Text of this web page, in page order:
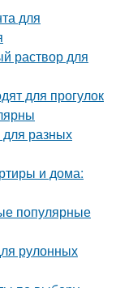
для
раствор для
для прогулок
разных
и дома:
популярные
рулонных